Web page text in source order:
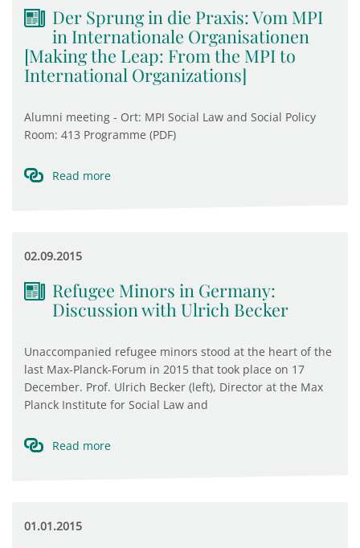
Der Sprung in die Praxis: Vom MPI
in Internationale Organisationen
[Making the Leap: From the MPI to
International Organizations]
Alumni meeting - Ort: MPI Social Law and Social Policy
Room: 413 Programme (PDF)
Read more
02.09.2015
Refugee Minors in Germany:
Discussion with Ulrich Becker
Unaccompanied refugee minors stood at the heart of the
last Max-Planck-Forum in 2015 that took place on 17
December. Prof. Ulrich Becker (left), Director at the Max
Planck Institute for Social Law and
Read more
01.01.2015